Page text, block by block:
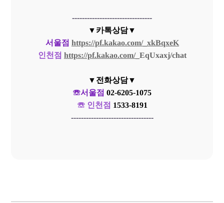
--------------------------------
▼카톡상담▼
서울점 https://pf.kakao.com/_xkBqxeK
인천점 https://pf.kakao.com/_ EqUxaxj/chat
▼전화상담▼
☏서울점 02-6205-1075
☏ 인천점 1533-8191
---------------------------------